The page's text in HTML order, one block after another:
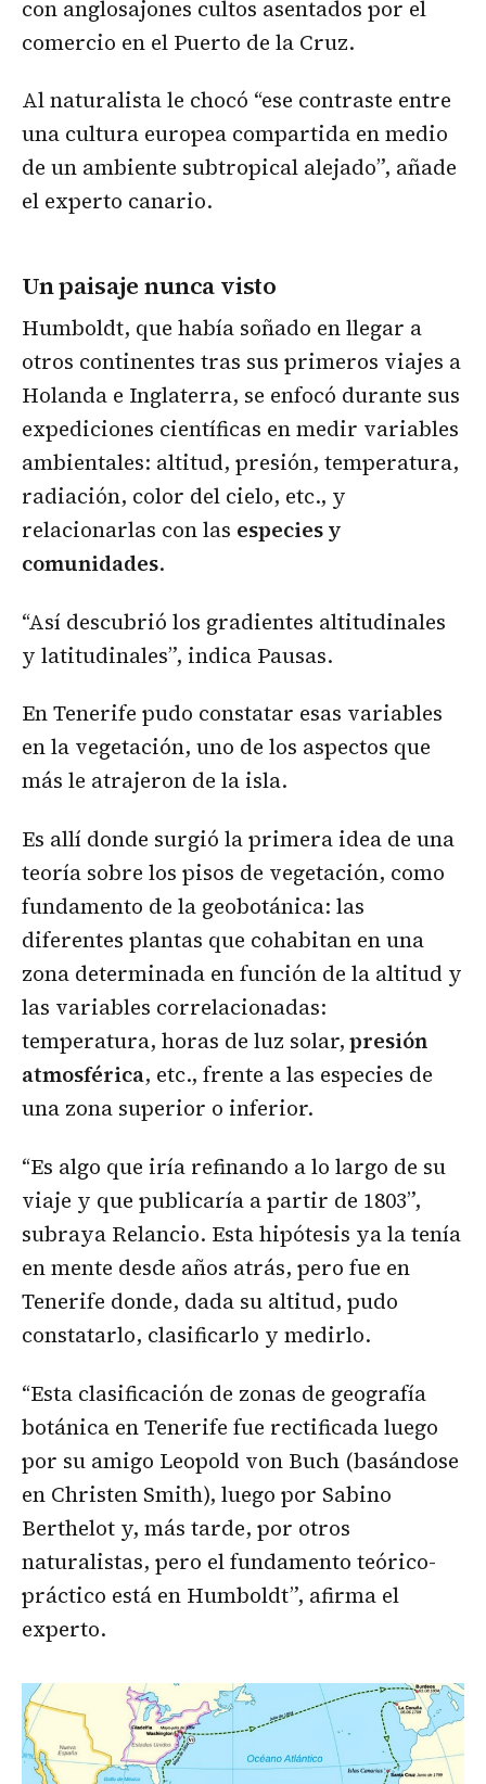
con anglosajones cultos asentados por el
comercio en el Puerto de la Cruz.
Al naturalista le chocó “ese contraste entre
una cultura europea compartida en medio
de un ambiente subtropical alejado”, añade
el experto canario.
Un paisaje nunca visto
Humboldt, que había soñado en llegar a
otros continentes tras sus primeros viajes a
Holanda e Inglaterra, se enfocó durante sus
expediciones científicas en medir variables
ambientales: altitud, presión, temperatura,
radiación, color del cielo, etc., y
relacionarlas con las especies y
comunidades.
“Así descubrió los gradientes altitudinales
y latitudinales”, indica Pausas.
En Tenerife pudo constatar esas variables
en la vegetación, uno de los aspectos que
más le atrajeron de la isla.
Es allí donde surgió la primera idea de una
teoría sobre los pisos de vegetación, como
fundamento de la geobotánica: las
diferentes plantas que cohabitan en una
zona determinada en función de la altitud y
las variables correlacionadas:
temperatura, horas de luz solar,presión
atmosférica, etc., frente a las especies de
una zona superior o inferior.
“Es algo que iría refinando a lo largo de su
viaje y que publicaría a partir de 1803”,
subraya Relancio. Esta hipótesis ya la tenía
en mente desde años atrás, pero fue en
Tenerife donde, dada su altitud, pudo
constatarlo, clasificarlo y medirlo.
“Esta clasificación de zonas de geografía
botánica en Tenerife fue rectificada luego
por su amigo Leopold von Buch (basándose
en Christen Smith), luego por Sabino
Berthelot y, más tarde, por otros
naturalistas, pero el fundamento teórico-
práctico está en Humboldt”, afirma el
experto.